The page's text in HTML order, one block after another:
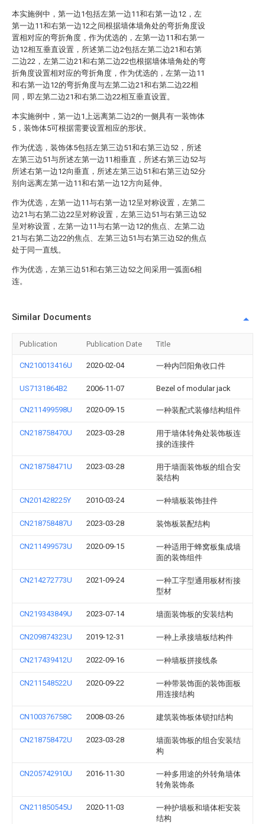
本实施例中，第一边1包括左第一边11和右第一边12，左
第一边11和右第一边12之间根据墙体墙角处的弯折角度设
置相对应的弯折角度，作为优选的，左第一边11和右第一
边12相互垂直设置，所述第二边2包括左第二边21和右第
二边22，左第二边21和右第二边22也根据墙体墙角处的弯
折角度设置相对应的弯折角度，作为优选的，左第一边11
和右第一边12的弯折角度与左第二边21和右第二边22相
同，即左第二边21和右第二边22相互垂直设置。
本实施例中，第一边1上远离第二边2的一侧具有一装饰体
5，装饰体5可根据需要设置相应的形状。
作为优选，装饰体5包括左第三边51和右第三边52，所述
左第三边51与所述左第一边11相垂直，所述右第三边52与
所述右第一边12向垂直，所述左第三边51和右第三边52分
别向远离左第一边11和右第一边12方向延伸。
作为优选，左第一边11与右第一边12呈对称设置，左第二
边21与右第二边22呈对称设置，左第三边51与右第三边52
呈对称设置，左第一边11与右第一边12的焦点、左第二边
21与右第二边22的焦点、左第三边51与右第三边52的焦点
处于同一直线。
作为优选，左第三边51和右第三边52之间采用一弧面6相
连。
Similar Documents
Publication Publication Date Title
CN210013416U 2020-02-04 一种内凹阳角收口件
US7131864B2 2006-11-07 Bezel of modular jack
CN211499598U 2020-09-15 一种装配式装修结构组件
CN218758470U 2023-03-28
用于墙体转角处装饰板连
接的连接件
CN218758471U 2023-03-28
用于墙面装饰板的组合安
装结构
CN201428225Y 2010-03-24 一种墙板装饰挂件
CN218758487U 2023-03-28 装饰板装配结构
CN211499573U 2020-09-15
一种适用于蜂窝板集成墙
面的装饰组件
CN214272773U 2021-09-24
一种工字型通用板材衔接
型材
CN219343849U 2023-07-14 墙面装饰板的安装结构
CN209874323U 2019-12-31 一种上承接墙板结构件
CN217439412U 2022-09-16 一种墙板拼接线条
CN211548522U 2020-09-22
一种带装饰面的装饰面板
用连接结构
CN100376758C 2008-03-26 建筑装饰板体锁扣结构
CN218758472U 2023-03-28
墙面装饰板的组合安装结
构
CN205742910U 2016-11-30
一种多用途的外转角墙体
转角装饰条
CN211850545U 2020-11-03
一种护墙板和墙体柜安装
结构